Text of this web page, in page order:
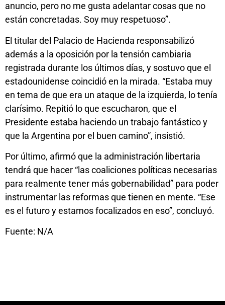
anuncio, pero no me gusta adelantar cosas que no
están concretadas. Soy muy respetuoso”.
El titular del Palacio de Hacienda responsabilizó
además a la oposición por la tensión cambiaria
registrada durante los últimos días, y sostuvo que el
estadounidense coincidió en la mirada. “Estaba muy
en tema de que era un ataque de la izquierda, lo tenía
clarísimo. Repitió lo que escucharon, que el
Presidente estaba haciendo un trabajo fantástico y
que la Argentina por el buen camino”, insistió.
Por último, afirmó que la administración libertaria
tendrá que hacer “las coaliciones políticas necesarias
para realmente tener más gobernabilidad” para poder
instrumentar las reformas que tienen en mente. “Ese
es el futuro y estamos focalizados en eso”, concluyó.
Fuente: N/A